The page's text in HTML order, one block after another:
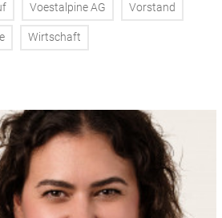
Voestalpine AG Vorstand
Wirtschaft